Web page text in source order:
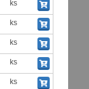
ks
ks
ks
ks
ks